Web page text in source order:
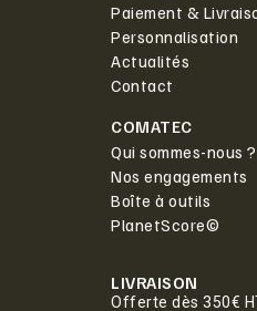
Paiement &
Personnalisation
Actualités
Contact
COMATEC
Qui sommes-nous ?
Nos engagements
Boîte à outils
PlanetScore©
LIVRAISON
Offerte dès 350€